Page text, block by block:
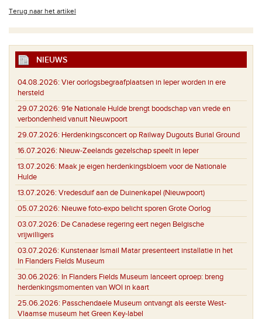
Terug naar het artikel
NIEUWS
04.08.2026: Vier oorlogsbegraafplaatsen in Ieper worden in ere
hersteld
29.07.2026: 91e Nationale Hulde brengt boodschap van vrede en
verbondenheid vanuit Nieuwpoort
29.07.2026: Herdenkingsconcert op Railway Dugouts Burial Ground
16.07.2026: Nieuw-Zeelands gezelschap speelt in Ieper
13.07.2026: Maak je eigen herdenkingsbloem voor de Nationale
Hulde
13.07.2026: Vredesduif aan de Duinenkapel (Nieuwpoort)
05.07.2026: Nieuwe foto-expo belicht sporen Grote Oorlog
03.07.2026: De Canadese regering eert negen Belgische
vrijwilligers
03.07.2026: Kunstenaar Ismail Matar presenteert installatie in het
In Flanders Fields Museum
30.06.2026: In Flanders Fields Museum lanceert oproep: breng
herdenkingsmomenten van WOI in kaart
25.06.2026: Passchendaele Museum ontvangt als eerste West-
Vlaamse museum het Green Key-label